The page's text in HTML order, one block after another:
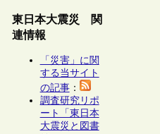
東日本大震災 関
連情報
「災害」に関
する当サイト
の記事：
調査研究リポ
ート「東日本
大震災と図書